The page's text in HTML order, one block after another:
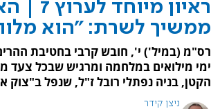
ראיון
ממשיך לשרת: "הוא
ימי מילואים במלחמה ומרגיש שבכל צעד
הקטן, בניה נפתלי רובל ז"ל, שנפל ב"צוק
ניצן קידר